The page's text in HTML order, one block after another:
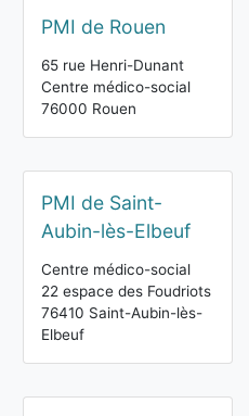
PMI de Rouen
65 rue Henri-Dunant
Centre médico-social
76000 Rouen
PMI de Saint-
Aubin-lès-Elbeuf
Centre médico-social
22 espace des Foudriots
76410 Saint-Aubin-lès-
Elbeuf